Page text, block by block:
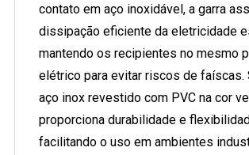
contato em aço inoxidável, a garra
dissipação eficiente da eletricidade
mantendo os recipientes no mesmo
elétrico para evitar riscos de faíscas.
aço inox revestido com PVC na cor
proporciona durabilidade e
facilitando o uso em ambientes